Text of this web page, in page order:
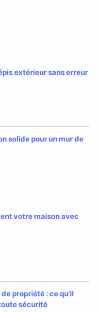
extérieur sans erreur
solide pour un mur de
votre maison avec
propriété : ce qu’il
sécurité